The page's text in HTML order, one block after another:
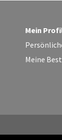
Mein
Meine
Wir